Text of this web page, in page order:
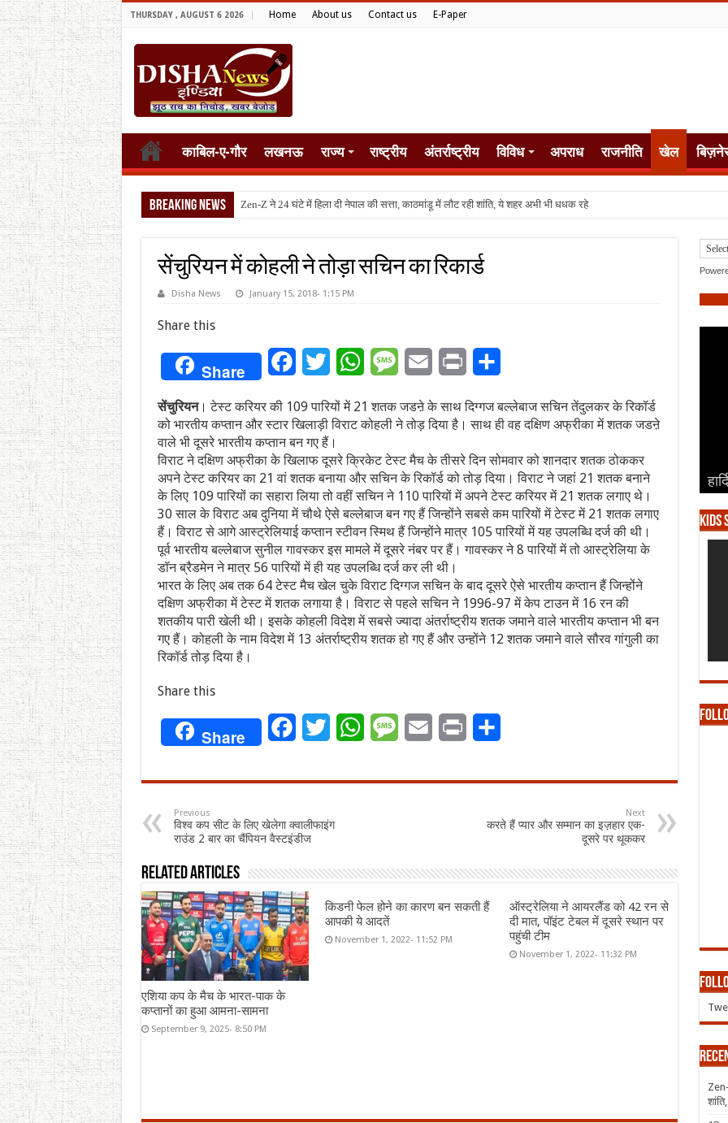
THURSDAY , AUGUST 6 2026 Home About us Contact us E-Paper
काबिल-ए-गौर लखनऊ राज्य राष्ट्रीय अंतर्राष्ट्रीय विविध अपराध राजनीति खेल
Breaking News टैरिफ वॉर
सेंचुरियन में कोहली ने तोड़ा सचिन का रिकार्ड
Disha News January 15, 2018- 1:15 PM
Share this
Share FacebookTwitterWhatsAppMessageEmail Print
सेंचुरियन। टेस्ट करियर की 109 पारियों में 21 शतक जडऩे के साथ दिग्गज बल्लेबाज सचिन तेंदुलकर के रिकॉर्ड
को भारतीय कप्तान और स्टार खिलाड़ी विराट कोहली ने तोड़ दिया है। साथ ही वह दक्षिण अफ्रीका में शतक जडऩे
वाले भी दूसरे भारतीय कप्तान बन गए हैं।
विराट ने दक्षिण अफ्रीका के खिलाफ दूसरे क्रिकेट टेस्ट मैच के तीसरे दिन सोमवार को शानदार शतक ठोककर
अपने टेस्ट करियर का 21 वां शतक बनाया और सचिन के रिकॉर्ड को तोड़ दिया। विराट ने जहां 21 शतक बनाने
के लिए 109 पारियों का सहारा लिया तो वहीं सचिन ने 110 पारियों में अपने टेस्ट करियर में 21 शतक लगाए थे।
30 साल के विराट अब दुनिया में चौथे ऐसे बल्लेबाज बन गए हैं जिन्होंने सबसे कम पारियों में टेस्ट में 21 शतक लगाए
हैं। विराट से आगे आस्ट्रेलियाई कप्तान स्टीवन स्मिथ हैं जिन्होंने मात्र 105 पारियों में यह उपलब्धि दर्ज की थी।
पूर्व भारतीय बल्लेबाज सुनील गावस्कर इस मामले में दूसरे नंबर पर हैं। गावस्कर ने 8 पारियों में तो आस्ट्रेलिया के
डॉन ब्रैडमेन ने मात्र 56 पारियों में ही यह उपलब्धि दर्ज कर ली थी।
भारत के लिए अब तक 64 टेस्ट मैच खेल चुके विराट दिग्गज सचिन के बाद दूसरे ऐसे भारतीय कप्तान हैं जिन्होंने
दक्षिण अफ्रीका में टेस्ट में शतक लगाया है। विराट से पहले सचिन ने 1996-97 में केप टाउन में 16 रन की
शतकीय पारी खेली थी। इसके कोहली विदेश में सबसे ज्यादा अंतर्राष्ट्रीय शतक जमाने वाले भारतीय कप्तान भी बन
गए हैं। कोहली के नाम विदेश में 13 अंतर्राष्ट्रीय शतक हो गए हैं और उन्होंने 12 शतक जमाने वाले सौरव गांगुली का
रिकॉर्ड तोड़ दिया है।
Share this
Share FacebookTwitterWhatsAppMessageEmail Print
Previous
विश्व कप सीट के लिए खेलेगा क्वालीफाइंग
राउंड 2 बार का चैंपियन वैस्टइंडीज
Next
करते हैं प्यार और सम्मान का इज़हार एक-
दूसरे पर थूककर
Related Articles
एशिया कप के मैच के भारत-पाक के
कप्तानों का हुआ आमना-सामना
September 9, 2025- 8:50 PM
किडनी फेल होने का कारण बन सकती हैं
आपकी ये आदतें
November 1, 2022- 11:52 PM
ऑस्ट्रेलिया ने आयरलैंड को 42 रन से
दी मात, पॉइंट टेबल में दूसरे स्थान पर
पहुंची टीम
November 1, 2022- 11:32 PM
Kids